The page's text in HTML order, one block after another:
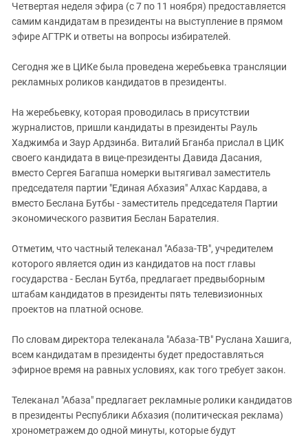
Четвертая неделя эфира (с 7 по 11 ноября) предоставляется
самим кандидатам в президенты на выступление в прямом
эфире АГТРК и ответы на вопросы избирателей.
Сегодня же в ЦИКе была проведена жеребьевка трансляции
рекламных роликов кандидатов в президенты.
На жеребьевку, которая проводилась в присутствии
журналистов, пришли кандидаты в президенты Рауль
Хаджимба и Заур Ардзинба. Виталий Бганба прислал в ЦИК
своего кандидата в вице-президенты Давида Дасания,
вместо Сергея Багапша номерки вытягивал заместитель
председателя партии "Единая Абхазия" Алхас Кардава, а
вместо Беслана Бутбы - заместитель председателя Партии
экономического развития Беслан Барателия.
Отметим, что частный телеканал "Абаза-ТВ", учредителем
которого является один из кандидатов на пост главы
государства - Беслан Бутба, предлагает предвыборным
штабам кандидатов в президенты пять телевизионных
проектов на платной основе.
По словам директора телеканала "Абаза-ТВ" Руслана Хашига,
всем кандидатам в президенты будет предоставляться
эфирное время на равных условиях, как того требует закон.
Телеканал "Абаза" предлагает рекламные ролики кандидатов
в президенты Республики Абхазия (политическая реклама)
хронометражем до одной минуты, которые будут